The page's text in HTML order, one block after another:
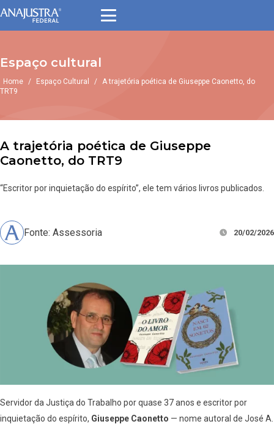
Espaço cultural
Home / Espaço Cultural / A trajetória poética de Giuseppe Caonetto, do
TRT9
A trajetória poética de Giuseppe
Caonetto, do TRT9
“Escritor por inquietação do espírito”, ele tem vários livros publicados.
Fonte: Assessoria 20/02/2026
Servidor da Justiça do Trabalho por quase 37 anos e escritor por
inquietação do espírito, Giuseppe Caonetto — nome autoral de José A.